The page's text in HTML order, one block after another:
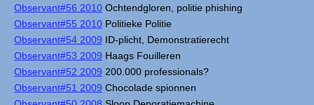
Observant#56 2010 Ochtendgloren, politie phishing
Observant#55 2010 Politieke Politie
Observant#54 2009 ID-plicht, Demonstratierecht
Observant#53 2009 Haags Fouilleren
Observant#52 2009 200.000 professionals?
Observant#51 2009 Chocolade spionnen